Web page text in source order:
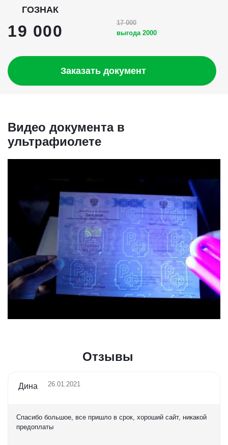
ГОЗНАК
19 000
17 000
выгода 2000
Заказать документ
Видео документа в
ультрафиолете
Отзывы
Дина 26.01.2021
Спасибо большое, все пришло в срок, хороший сайт, никакой
предоплаты